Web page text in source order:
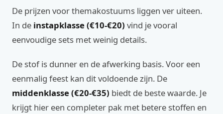
De prijzen voor themakostuums liggen ver uiteen.
In de instapklasse (€10-€20) vind je vooral
eenvoudige sets met weinig details.
De stof is dunner en de afwerking basis. Voor een
eenmalig feest kan dit voldoende zijn. De
middenklasse (€20-€35) biedt de beste waarde. Je
krijgt hier een completer pak met betere stoffen en